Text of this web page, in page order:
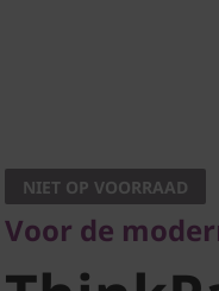
3 (14"
NIET OP VOORRAAD
Voor de